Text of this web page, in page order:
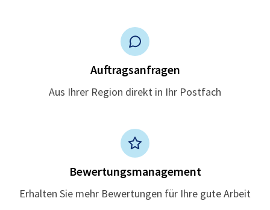
Auftragsanfragen
Aus Ihrer Region direkt in Ihr Postfach
Bewertungsmanagement
Erhalten Sie mehr Bewertungen für Ihre gute Arbeit